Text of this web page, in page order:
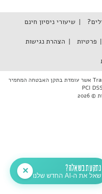
שיעורי ניסיון חינם
פרטיות הצהרת נגישות
התשלומים באתר מבוצעים בעזרת מערכת Tranzila אשר עומדת בתקן האבטחה המחמיר
2026
נתקעת בשאלה?
שאל את ה-AI החדש שלנו
✕